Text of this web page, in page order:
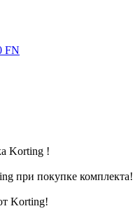
FN
Korting !
при покупке комплекта!
Korting!